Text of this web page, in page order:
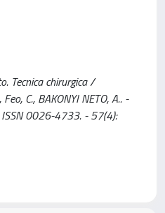
Tecnica chirurgica /
C., BAKONYI NETO, A.. -
ISSN 0026-4733. - 57(4):